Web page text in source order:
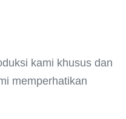
kami khusus dan
memperhatikan